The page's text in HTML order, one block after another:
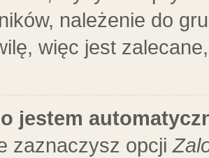
należenie do
więc jest
jestem
zaznaczysz opcji